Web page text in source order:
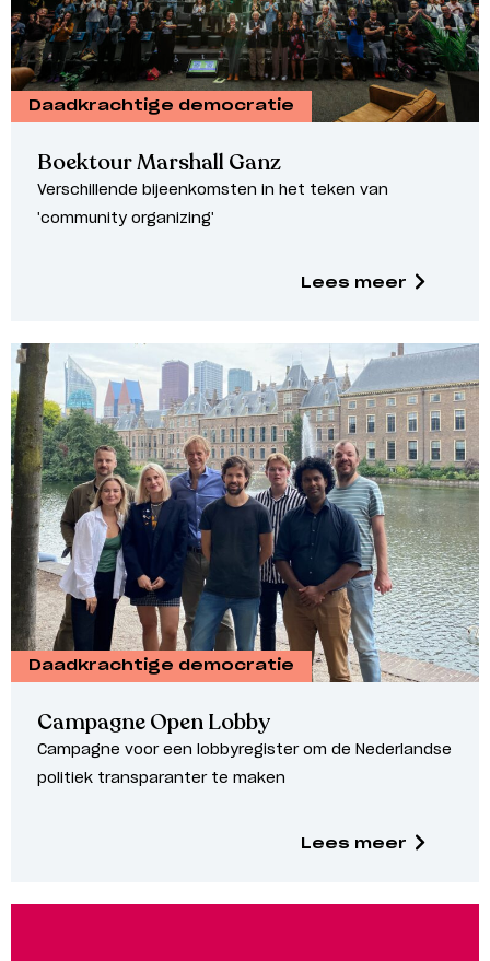
Daadkrachtige democratie
Boektour Marshall Ganz
Verschillende bijeenkomsten in het teken van
'community organizing'
Lees meer
Daadkrachtige democratie
Campagne Open Lobby
Campagne voor een lobbyregister om de Nederlandse
politiek transparanter te maken
Lees meer